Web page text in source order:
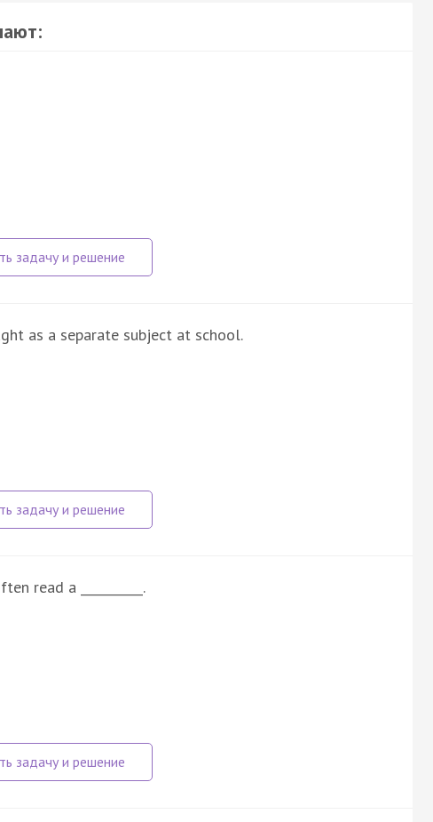
as a separate subject at school.
read a __________.